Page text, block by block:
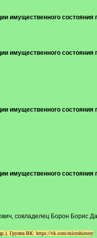
имущественного
имущественного
имущественного
имущественного состояния
совладелец Борон Борис
Группа ВК: https://vk.com/microhistory